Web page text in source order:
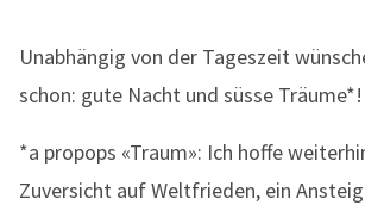
Unabhängig von der Tageszeit
schon: gute Nacht und süsse Träume*!
*a propops «Traum»: Ich hoffe
Zuversicht auf Weltfrieden, ein